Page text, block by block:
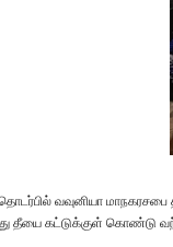
வவுனியா மாநகரசபை
தீயை கட்டுக்குள் கொண்டு